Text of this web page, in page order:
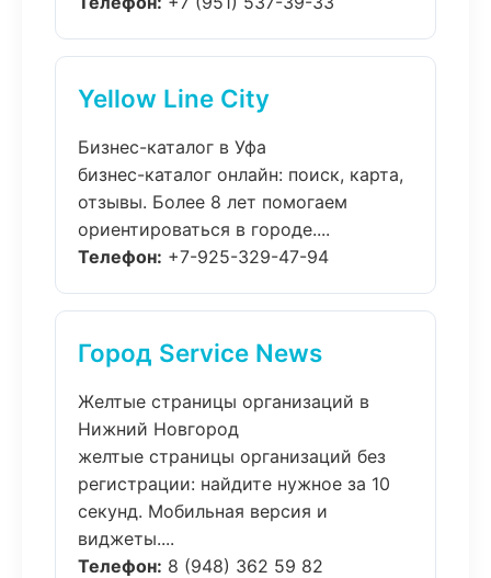
Yellow Line City
Бизнес-каталог в Уфа
бизнес-каталог онлайн: поиск, карта,
отзывы. Более 8 лет помогаем
ориентироваться в городе....
Телефон: +7-925-329-47-94
Город Service News
Желтые страницы организаций в
Нижний Новгород
желтые страницы организаций без
регистрации: найдите нужное за 10
секунд. Мобильная версия и
виджеты....
Телефон: 8 (948) 362 59 82